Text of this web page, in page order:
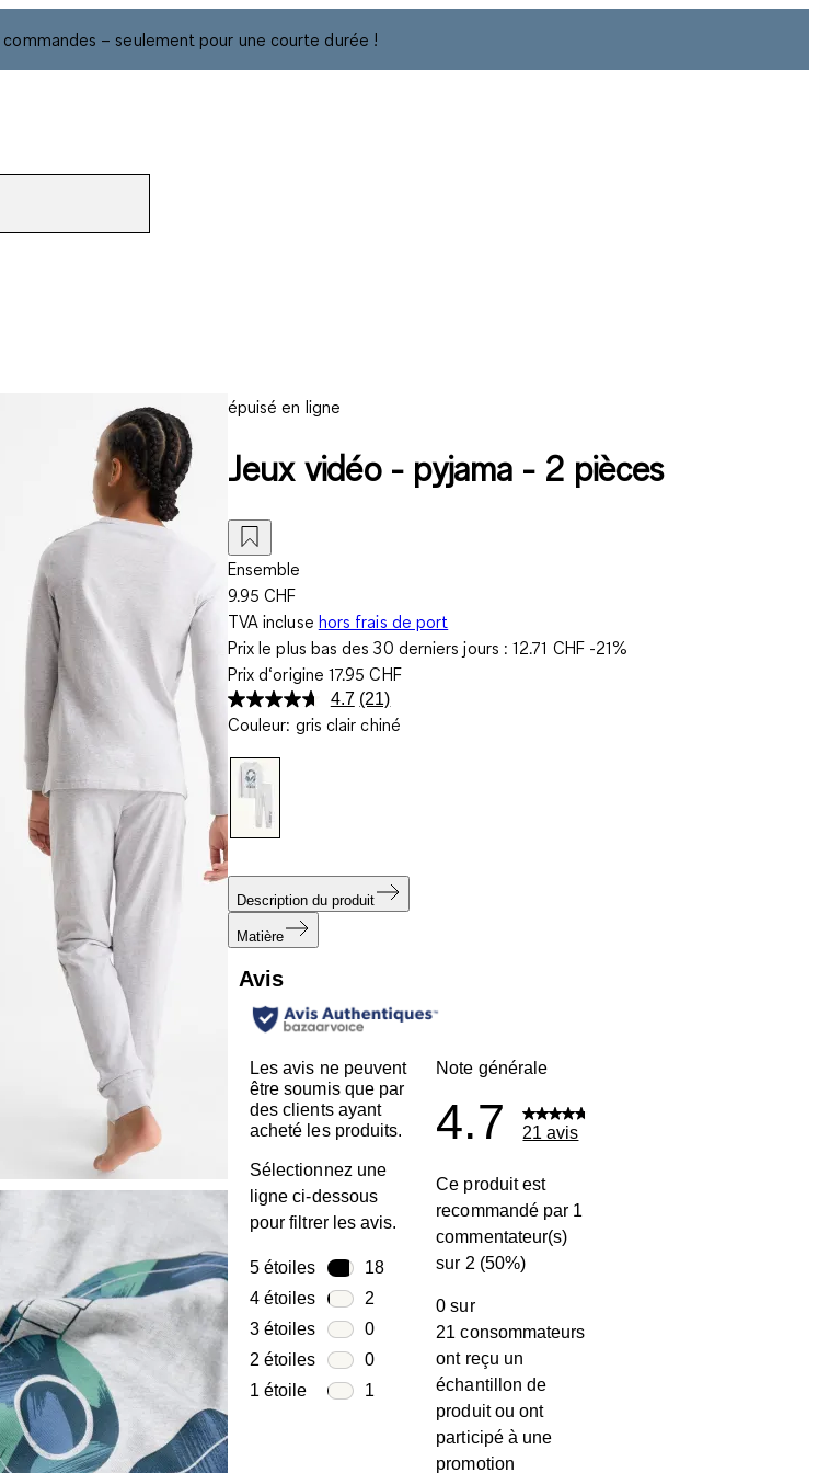
– seulement pour une courte durée !
épuisé en ligne
Jeux vidéo - pyjama - 2 pièces
Ensemble
9.95 CHF
TVA incluse hors frais de port
Prix le plus bas des 30 derniers jours :12.71 CHF-21%
Prix d‘origine 17.95 CHF
4.7 Lire
21
(21)
Couleur: gris clair chiné
Description du produit
Matière
Avis
Les avis ne peuvent
être soumis que par
des clients ayant
acheté les produits.
Sélectionnez une
ligne ci-dessous
pour filtrer les avis.
5 étoiles étoiles18
18 avis avec 5 étoiles.
4 étoiles étoiles2
2 avis avec 4 étoiles.
3 étoiles étoiles0
0 avis avec 3 étoiles.
2 étoiles étoiles0
0 avis avec 2 étoiles.
1 étoile étoiles
1
1 avis avec 1 étoile.
Note générale
4.7 21 avis
Ce produit est
recommandé par 1
commentateur(s)
sur 2 (50%)
0 sur
21 consommateurs
ont reçu un
échantillon de
produit ou ont
participé à une
promotion